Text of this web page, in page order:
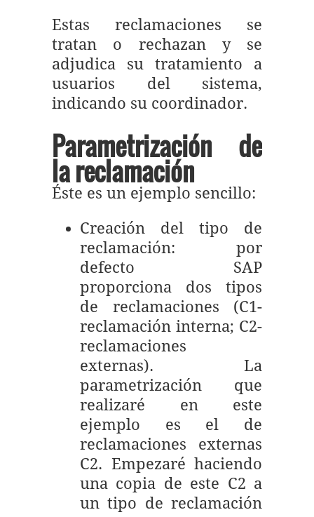
Estas reclamaciones se
tratan o rechazan y se
adjudica su tratamiento a
usuarios del sistema,
indicando su coordinador.
Parametrización de
la reclamación
Éste es un ejemplo sencillo:
Creación del tipo de
reclamación: por
defecto SAP
proporciona dos tipos
de reclamaciones (C1-
reclamación interna; C2-
reclamaciones
externas). La
parametrización que
realizaré en este
ejemplo es el de
reclamaciones externas
C2. Empezaré haciendo
una copia de este C2 a
un tipo de reclamación